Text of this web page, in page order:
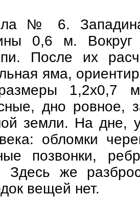
№ 6.
0,6 м.
После их
яма,
1,2х0,7
дно ровное,
земли. На дне,
обломки
позвонки,
Здесь же
вещей нет.